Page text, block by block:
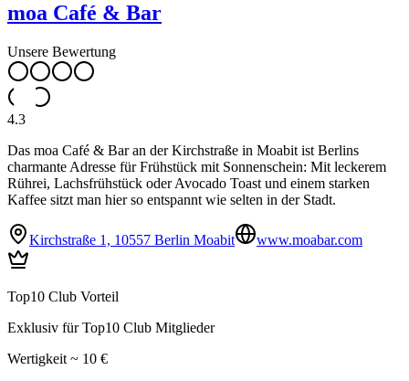
moa Café & Bar
Unsere Bewertung
4.3
Das moa Café & Bar an der Kirchstraße in Moabit ist Berlins
charmante Adresse für Frühstück mit Sonnenschein: Mit leckerem
Rührei, Lachsfrühstück oder Avocado Toast und einem starken
Kaffee sitzt man hier so entspannt wie selten in der Stadt.
Kirchstraße 1, 10557 Berlin Moabit www.moabar.com
Top10 Club Vorteil
Exklusiv für Top10 Club Mitglieder
Wertigkeit ~ 10 €